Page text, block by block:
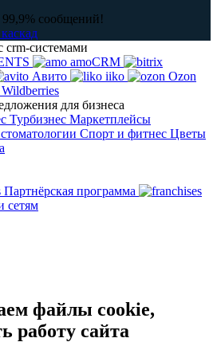
сообщений!
crm-системами
amoCRM
Авито iiko
Ozon
Wildberries
для бизнеса
Турбизнес Маркетплейсы
Спорт и фитнес Цветы
Партнёрская программа
сетям
файлы cookie,
работу сайта